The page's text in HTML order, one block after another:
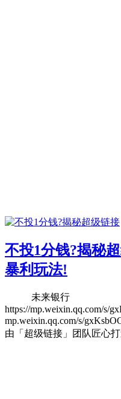
不投1分钱?揭秘
暴利玩法!
未来银行
https://mp.weixin.qq.com/s/
mp.weixin.qq.com/s/
由「超级链接」团队匠心